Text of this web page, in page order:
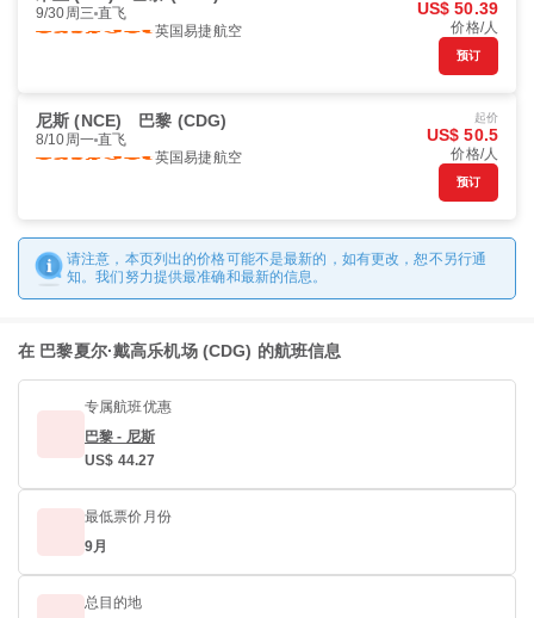
9/30周三 直飞
英国易捷航空
US$ 50.39
价格/人
预订
尼斯 (NCE) 巴黎 (CDG)
8/10周一 直飞
英国易捷航空
起价
US$ 50.5
价格/人
预订
请注意，本页列出的价格可能不是最新的，如有更改，恕不另行通
知。我们努力提供最准确和最新的信息。
在 巴黎夏尔·戴高乐机场 (CDG) 的航班信息
专属航班优惠
巴黎 - 尼斯
US$ 44.27
最低票价月份
9月
总目的地